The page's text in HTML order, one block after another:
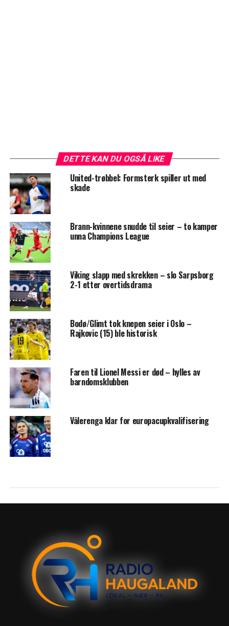
DETTE KAN DU OGSÅ LIKE
United-trøbbel: Formsterk spiller ut med
skade
Brann-kvinnene snudde til seier – to kamper
unna Champions League
Viking slapp med skrekken – slo Sarpsborg
2-1 etter overtidsdrama
Bodø/Glimt tok knepen seier i Oslo –
Rajkovic (15) ble historisk
Faren til Lionel Messi er død – hylles av
barndomsklubben
Vålerenga klar for europacupkvalifisering